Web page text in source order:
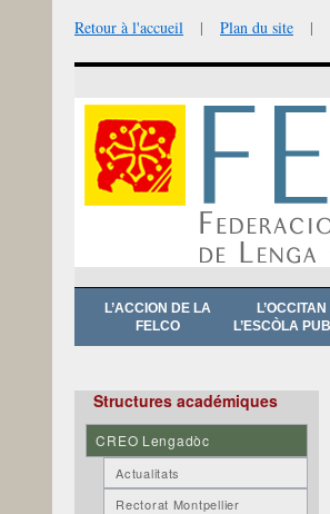
Retour à l'accueil | Plan du site |
contenu
L’ACCION DE LA
FELCO
L’ESCÒLA
Structures académiques
CREO Lengadòc
Actualitats
Rectorat Montpellier